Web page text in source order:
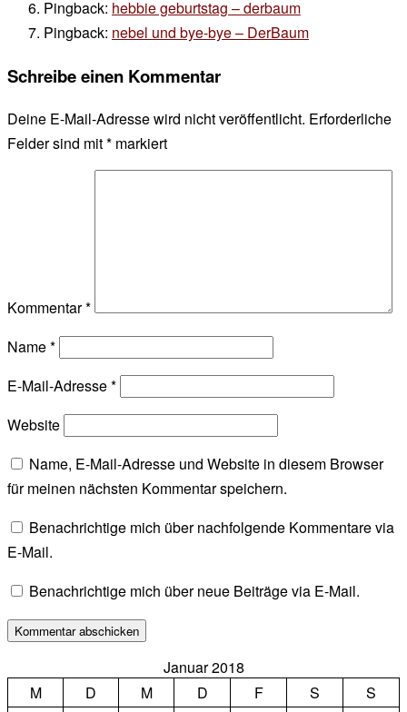
Pingback: hebbie geburtstag – derbaum
Pingback: nebel und bye-bye – DerBaum
Schreibe einen Kommentar
Deine E-Mail-Adresse wird nicht veröffentlicht. Erforderliche
Felder sind mit* markiert
Kommentar*
Name*
E-Mail-Adresse*
Website
Name, E-Mail-Adresse und Website in diesem Browser
für meinen nächsten Kommentar speichern.
Benachrichtige mich über nachfolgende Kommentare via
E-Mail.
Benachrichtige mich über neue Beiträge via E-Mail.
Januar 2018
M
D M D F S
S